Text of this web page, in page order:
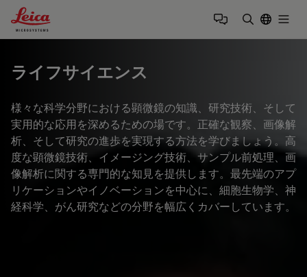
Leica Microsystems Logo
ライフサイエンス
様々な科学分野における顕微鏡の知識、研究技術、そして
実用的な応用を深めるための場です。正確な観察、画像解
析、そして研究の進歩を実現する方法を学びましょう。高
度な顕微鏡技術、イメージング技術、サンプル前処理、画
像解析に関する専門的な知見を提供します。最先端のアプ
リケーションやイノベーションを中心に、細胞生物学、神
経科学、がん研究などの分野を幅広くカバーしています。